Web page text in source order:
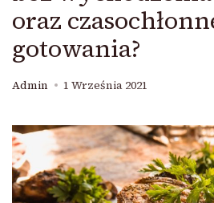
oraz
gotowania?
Admin 1 Września 2021